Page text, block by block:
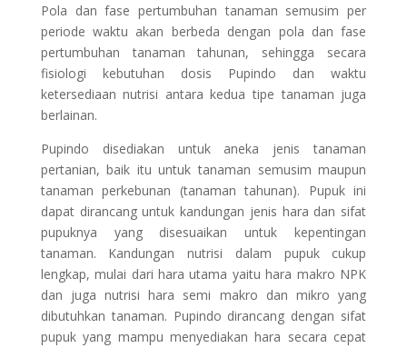
Pola dan fase pertumbuhan tanaman semusim per
periode waktu akan berbeda dengan pola dan fase
pertumbuhan tanaman tahunan, sehingga secara
fisiologi kebutuhan dosis Pupindo dan waktu
ketersediaan nutrisi antara kedua tipe tanaman juga
berlainan.
Pupindo disediakan untuk aneka jenis tanaman
pertanian, baik itu untuk tanaman semusim maupun
tanaman perkebunan (tanaman tahunan). Pupuk ini
dapat dirancang untuk kandungan jenis hara dan sifat
pupuknya yang disesuaikan untuk kepentingan
tanaman. Kandungan nutrisi dalam pupuk cukup
lengkap, mulai dari hara utama yaitu hara makro NPK
dan juga nutrisi hara semi makro dan mikro yang
dibutuhkan tanaman. Pupindo dirancang dengan sifat
pupuk yang mampu menyediakan hara secara cepat